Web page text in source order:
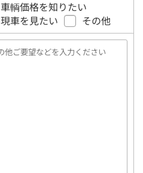
車輌価格を知りたい
現車を見たい
その他